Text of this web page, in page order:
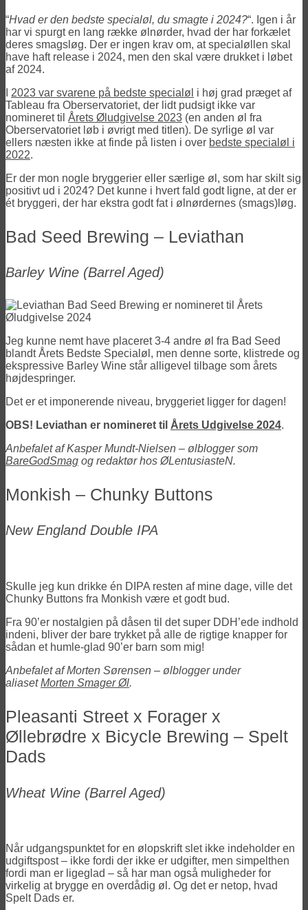
“Hvad er den bedste specialøl, du smagte i 2024?“. Igen i år
har vi spurgt en lang række ølnørder, hvad der har forkælet
deres smagsløg. Der er ingen krav om, at specialøllen skal
have haft release i 2024, men den skal være drukket i løbet
af 2024.
2023 var svarene på bedste specialøl i høj grad præget af
Tableau fra Oberservatoriet, der lidt pudsigt ikke var
nomineret til Årets Øludgivelse 2023 (en anden øl fra
Oberservatoriet løb i øvrigt med titlen). De syrlige øl var
ellers næsten ikke at finde på listen i over bedste specialøl i
2022.
Er der mon nogle bryggerier eller særlige øl, som har skilt sig
positivt ud i 2024? Det kunne i hvert fald godt ligne, at der er
ét bryggeri, der har ekstra godt fat i ølnørdernes (smags)løg.
Bad Seed Brewing – Leviathan
Barley Wine (Barrel Aged)
Jeg kunne nemt have placeret 3-4 andre øl fra Bad Seed
blandt Årets Bedste Specialøl, men denne sorte, klistrede og
ekspressive Barley Wine står alligevel tilbage som årets
højdespringer.
Det er et imponerende niveau, bryggeriet ligger for dagen!
OBS! Leviathan er nomineret til Årets Udgivelse 2024.
Anbefalet af Kasper Mundt-Nielsen – ølblogger som
BareGodSmag og redaktør hos ØLentusiasteN.
Monkish – Chunky Buttons
New England Double IPA
Skulle jeg kun drikke én DIPA resten af mine dage, ville det
Chunky Buttons fra Monkish være et godt bud.
Fra 90’er nostalgien på dåsen til det super DDH’ede indhold
indeni, bliver der bare trykket på alle de rigtige knapper for
sådan et humle-glad 90’er barn som mig!
Anbefalet af Morten Sørensen – ølblogger under
aliasetMorten Smager Øl.
Pleasanti Street x Forager x
Øllebrødre x Bicycle Brewing – Spelt
Dads
Wheat Wine (Barrel Aged)
Når udgangspunktet for en ølopskrift slet ikke indeholder en
udgiftspost – ikke fordi der ikke er udgifter, men simpelthen
fordi man er ligeglad – så har man også muligheder for
virkelig at brygge en overdådig øl. Og det er netop, hvad
Spelt Dads er.